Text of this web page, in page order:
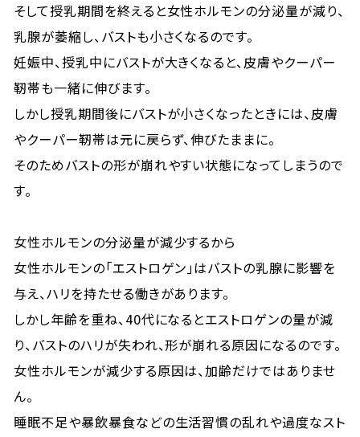
そして授乳期間を終えると女性ホルモンの分泌量が減り、
乳腺が萎縮し、バストも小さくなるのです。
妊娠中、授乳中にバストが大きくなると、皮膚やクーパー
靭帯も一緒に伸びます。
しかし授乳期間後にバストが小さくなったときには、皮膚
やクーパー靭帯は元に戻らず、伸びたままに。
そのためバストの形が崩れやすい状態になってしまうので
す。
女性ホルモンの分泌量が減少するから
女性ホルモンの「エストロゲン」はバストの乳腺に影響を
与え、ハリを持たせる働きがあります。
しかし年齢を重ね、40代になるとエストロゲンの量が減
り、バストのハリが失われ、形が崩れる原因になるのです。
女性ホルモンが減少する原因は、加齢だけではありませ
ん。
睡眠不足や暴飲暴食などの生活習慣の乱れや過度なスト